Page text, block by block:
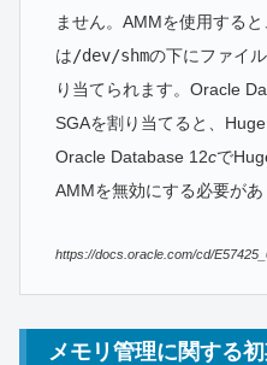
ません。AMMを使用する
は/dev/shmの下にファイ
り当てられます。Oracle
SGAを割り当てると、
Oracle Database 12cで
AMMを無効にする必要があ
https://docs.oracle.com/cd/
メモリ管理に関する